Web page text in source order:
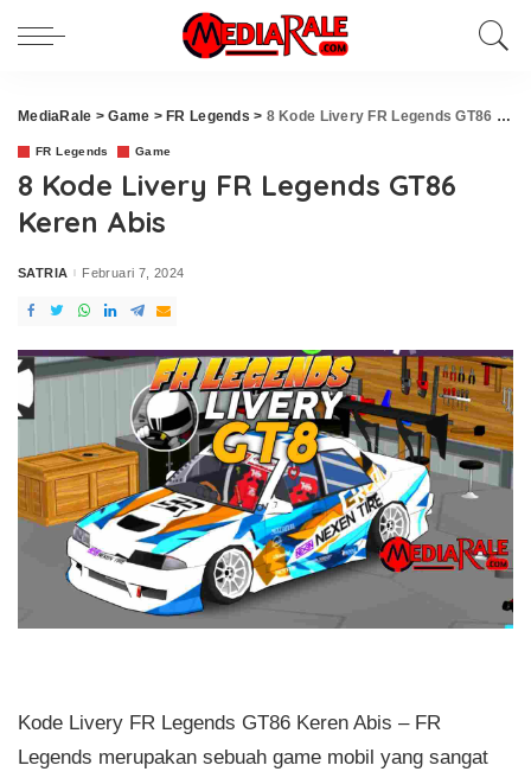
MediaRale >Game > FR Legends > 8 Kode Livery FR Legends GT86 Keren Abis
FR Legends Game
8 Kode Livery FR Legends GT86
Keren Abis
Posted
SATRIA Februari 7, 2024
Kode Livery FR Legends GT86 Keren Abis – FR
Legends merupakan sebuah game mobil yang sangat